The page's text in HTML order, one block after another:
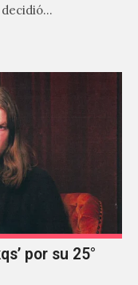
decidió…
por su 25°